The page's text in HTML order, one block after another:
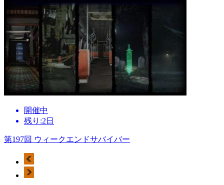
開催中
残り:2日
第197回 ウィークエンドサバイバー